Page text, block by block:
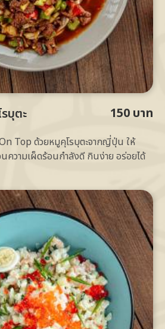
บุตะ 150 บาท
Top ด้วยหมูคุโรบุตะจากญี่ปุ่น ให้
ความเผ็ดร้อนกำลังดี กินง่าย อร่อยได้